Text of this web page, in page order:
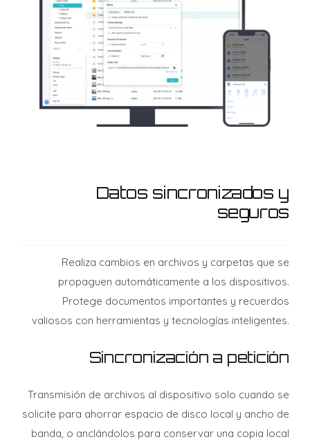
Datos sincronizados y
seguros
Realiza cambios en archivos y carpetas que se
propaguen automáticamente a los dispositivos.
Protege documentos importantes y recuerdos
valiosos con herramientas y tecnologías inteligentes.
Sincronización a petición
Transmisión de archivos al dispositivo solo cuando se
solicite para ahorrar espacio de disco local y ancho de
banda, o anclándolos para conservar una copia local